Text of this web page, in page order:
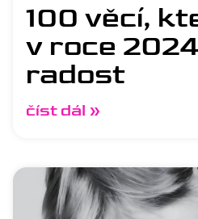
100 věcí,
v roce
radost
číst dál »